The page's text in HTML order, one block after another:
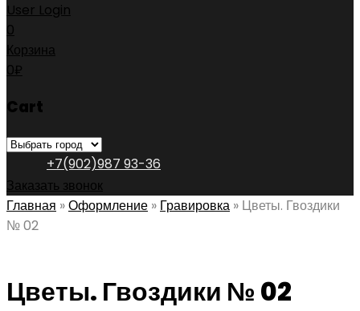
User Login
0
Корзина
0₽
Cart
+7(902)987 93-36
Заказать звонок
Главная »Оформление » Гравировка » Цветы. Гвоздики
№ 02
Цветы. Гвоздики № 02